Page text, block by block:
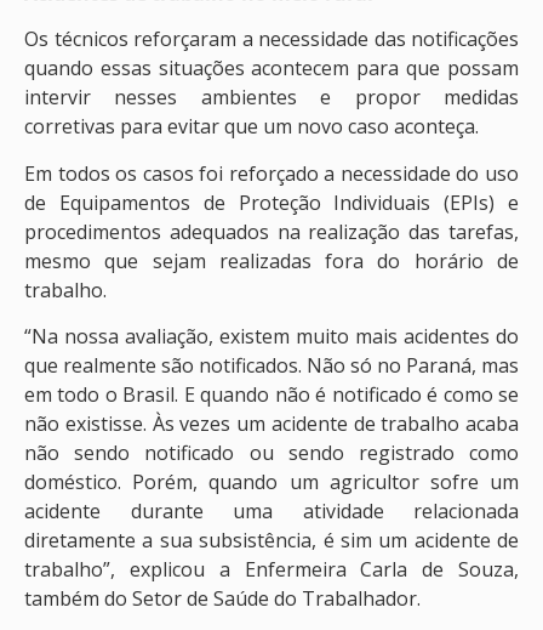
Os técnicos reforçaram a necessidade das notificações
quando essas situações acontecem para que possam
intervir nesses ambientes e propor medidas
corretivas para evitar que um novo caso aconteça.
Em todos os casos foi reforçado a necessidade do uso
de Equipamentos de Proteção Individuais (EPIs) e
procedimentos adequados na realização das tarefas,
mesmo que sejam realizadas fora do horário de
trabalho.
“Na nossa avaliação, existem muito mais acidentes do
que realmente são notificados. Não só no Paraná, mas
em todo o Brasil. E quando não é notificado é como se
não existisse. Às vezes um acidente de trabalho acaba
não sendo notificado ou sendo registrado como
doméstico. Porém, quando um agricultor sofre um
acidente durante uma atividade relacionada
diretamente a sua subsistência, é sim um acidente de
trabalho”, explicou a Enfermeira Carla de Souza,
também do Setor de Saúde do Trabalhador.